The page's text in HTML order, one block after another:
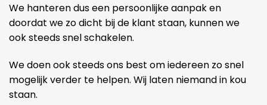
We hanteren dus een persoonlijke aanpak en
doordat we zo dicht bij de klant staan, kunnen we
ook steeds snel schakelen.
We doen ook steeds ons best om iedereen zo snel
mogelijk verder te helpen. Wij laten niemand in kou
staan.